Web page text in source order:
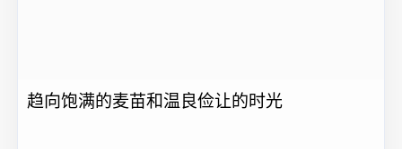
趋向饱满的麦苗和温良俭让的时光